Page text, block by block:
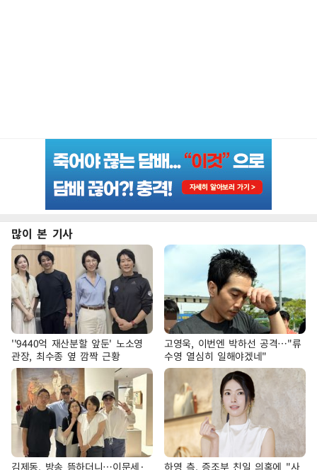
많이 본 기사
''9440억 재산분할 앞둔' 노소영
관장, 최수종 옆 깜짝 근황
고영욱, 이번엔 박하선 공격…"류
수영 열심히 일해야겠네"
김제동, 방송 뜸하더니…이문세· 하영 측, 증조부 친일 의혹에 "사